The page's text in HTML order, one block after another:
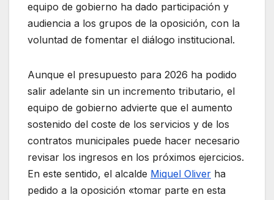
equipo de gobierno ha dado participación y
audiencia a los grupos de la oposición, con la
voluntad de fomentar el diálogo institucional.
Aunque el presupuesto para 2026 ha podido
salir adelante sin un incremento tributario, el
equipo de gobierno advierte que el aumento
sostenido del coste de los servicios y de los
contratos municipales puede hacer necesario
revisar los ingresos en los próximos ejercicios.
En este sentido, el alcalde Miquel Oliver ha
pedido a la oposición «tomar parte en esta